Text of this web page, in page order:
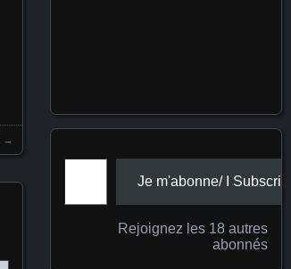
→
Adresse e-mail
Je m'abonne/ I Subscribe
Rejoignez les 18 autres
abonnés